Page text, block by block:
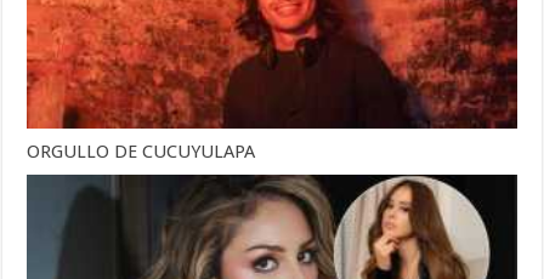
ORGULLO DE CUCUYULAPA